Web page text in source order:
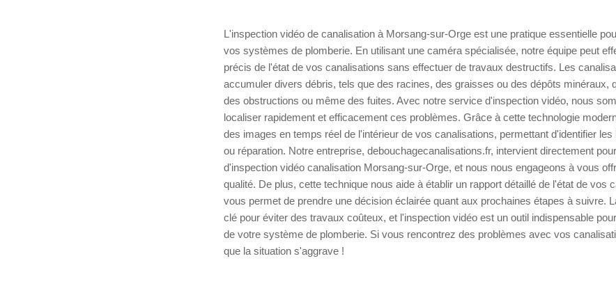
L'inspection vidéo de canalisation à Morsang-sur-Orge est une pratique essentielle
vos systèmes de plomberie. En utilisant une caméra spécialisée, notre équipe peut
précis de l'état de vos canalisations sans effectuer de travaux destructifs. Les
accumuler divers débris, tels que des racines, des graisses ou des dépôts minéraux,
des obstructions ou même des fuites. Avec notre service d'inspection vidéo, nous
localiser rapidement et efficacement ces problèmes. Grâce à cette technologie
des images en temps réel de l'intérieur de vos canalisations, permettant d'identifier les
ou réparation. Notre entreprise, debouchagecanalisations.fr, intervient directement
d'inspection vidéo canalisation Morsang-sur-Orge, et nous nous engageons à vous
qualité. De plus, cette technique nous aide à établir un rapport détaillé de l'état de vos
vous permet de prendre une décision éclairée quant aux prochaines étapes à suivre.
clé pour éviter des travaux coûteux, et l'inspection vidéo est un outil indispensable
de votre système de plomberie. Si vous rencontrez des problèmes avec vos
que la situation s'aggrave !